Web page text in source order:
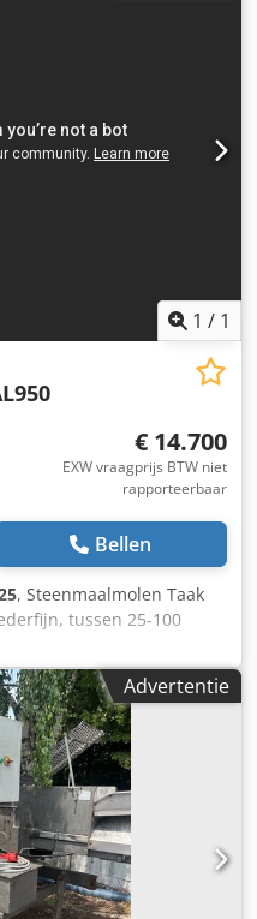
1 / 1
€ 14.700
EXW vraagprijs BTW niet
rapporteerbaar
Bellen
, Steenmaalmolen Taak
tussen 25-100
Tijdens het malen met
en minder gebroken,
aanvoelt. De volgende
- Granen: tarwe,
sorghum, boekweit,
ui, knoflook,
peper. Gedroogd:
- Geperste zaden
soja,
rozenbottelzaad,
bladeren, grassen:
Advertentie